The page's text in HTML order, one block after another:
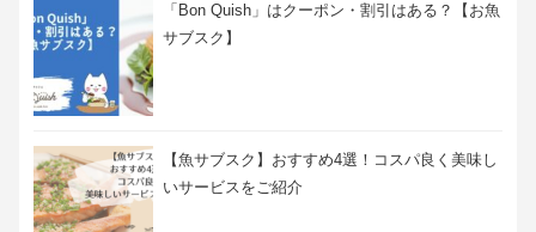
「Bon Quish」はクーポン・割引はある？【お魚
サブスク】
【魚サブスク】おすすめ4選！コスパ良く美味し
いサービスをご紹介